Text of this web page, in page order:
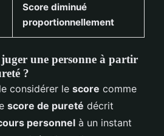
Score diminué
proportionnellement
une personne à partir
?
considérer le score comme
score de pureté décrit
personnel à un instant